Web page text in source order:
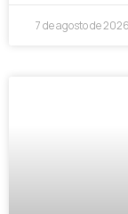
7 de agosto de 2026